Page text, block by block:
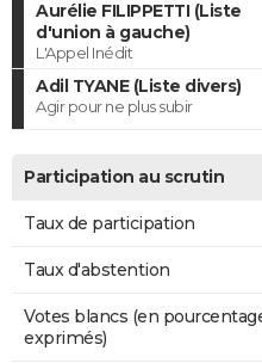
Aurélie FILIPPETTI (Liste
d'union à gauche)
L'Appel Inédit
Adil TYANE (Liste divers)
Agir pour ne plus subir
Participation au scrutin
Taux de participation
Taux d'abstention
Votes blancs (en
exprimés)